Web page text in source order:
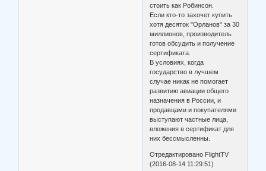
стоить как Робинсон.
Если кто-то захочет купить
хотя десяток "Орланов" за 30
миллионов, производитель
готов обсудить и получение
сертификата.
В условиях, когда
государство в лучшем
случае никак не помогает
развитию авиации общего
назначения в России, и
продавцами и покупателями
выступают частные лица,
вложения в сертификат для
них бессмысленны.
Отредактировано FlightTV
(2016-08-14 11:29:51)